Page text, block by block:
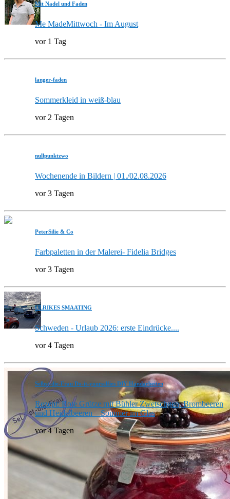
Mit Nadel und Faden
Me MadeMittwoch - Im August
vor 1 Tag
langer-faden
Sommerkleid in weiß-blau
vor 2 Tagen
nullpunktzwo
Wochenende in Bildern | 01./02.08.2026
vor 3 Tagen
PeterSilie & Co
Farbpaletten in der Malerei- Fidelia Bridges
vor 3 Tagen
ULRIKES SMAATING
Schweden - Urlaub 2026: erste Eindrücke....
vor 4 Tagen
Selbst-die-Frau Do-it-yourselfies DIY Handarbeiten
Rezept: Rote Grütze mit Bühler Zwetschgen, Brombeeren
und Heidelbeeren – Sommer im Glas
vor 4 Tagen